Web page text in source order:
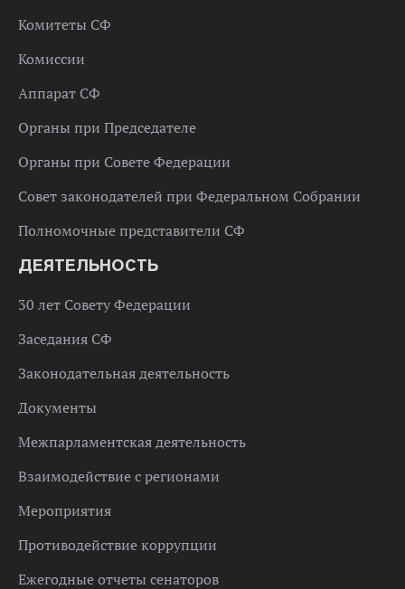
Комитеты СФ
Комиссии
Аппарат СФ
Органы при Председателе
Органы при Совете Федерации
Совет законодателей при Федеральном Собрании
Полномочные представители СФ
ДЕЯТЕЛЬНОСТЬ
30 лет Совету Федерации
Заседания СФ
Законодательная деятельность
Документы
Межпарламентская деятельность
Взаимодействие с регионами
Мероприятия
Противодействие коррупции
Ежегодные отчеты сенаторов